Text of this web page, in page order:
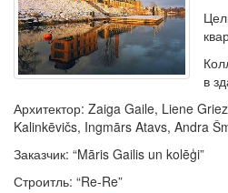
в
Архитектор: Zaiga Gaile, Liene
Kalinkēvičs, Ingmārs Atavs, Andra
Заказчик: “Māris Gailis un kolēģi”
Строитль: “Re-Re”